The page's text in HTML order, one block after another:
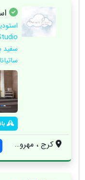
سفيد
ساتياناندا
کرج ، مهرویلا ، بزرگمهر شرقی ، مهر ۱ به سمت بن بست ، پلاک ۳۱۱ ، همکف